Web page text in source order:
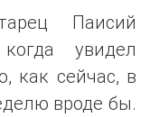
Паисий
увидел
как сейчас, в
вроде бы.